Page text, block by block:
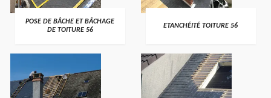
>
POSE DE BÂCHE ET BÂCHAGE
DE TOITURE 56
>
ETANCHÉITÉ TOITURE 56